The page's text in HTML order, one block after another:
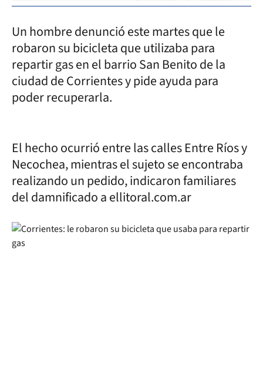
Un hombre denunció este martes que le
robaron su bicicleta que utilizaba para
repartir gas en el barrio San Benito de la
ciudad de Corrientes y pide ayuda para
poder recuperarla.
El hecho ocurrió entre las calles Entre Ríos y
Necochea, mientras el sujeto se encontraba
realizando un pedido, indicaron familiares
del damnificado a ellitoral.com.ar